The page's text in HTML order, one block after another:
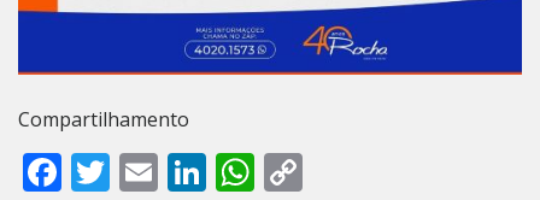
Compartilhamento
Facebook
Twitter
EmailLinkedIn
WhatsApp